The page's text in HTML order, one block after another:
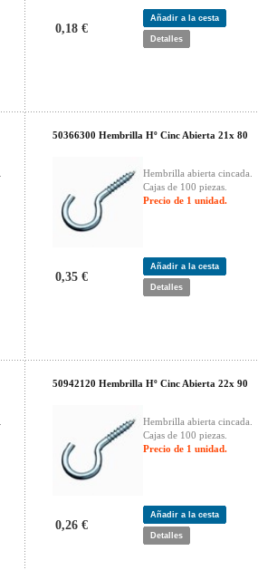
0,18 €
Añadir a la cesta
Detalles
50366300 Hembrilla Hº Cinc Abierta 21x 80
Hembrilla abierta cincada.
Cajas de 100 piezas.
Precio de 1 unidad.
0,35 €
Añadir a la cesta
Detalles
50942120 Hembrilla Hº Cinc Abierta 22x 90
Hembrilla abierta cincada.
Cajas de 100 piezas.
Precio de 1 unidad.
0,26 €
Añadir a la cesta
Detalles